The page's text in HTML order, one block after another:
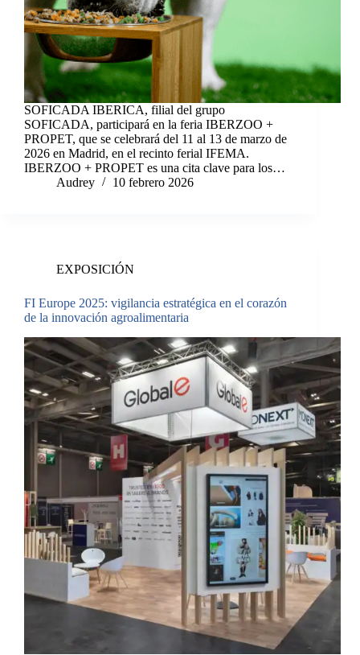
SOFICADA IBERICA, filial del grupo
SOFICADA, participará en la feria IBERZOO +
PROPET, que se celebrará del 11 al 13 de marzo de
2026 en Madrid, en el recinto ferial IFEMA.
IBERZOO + PROPET es una cita clave para los…
Audrey
10 febrero 2026
EXPOSICIÓN
FI Europe 2025: vigilancia estratégica en el corazón
de la innovación agroalimentaria